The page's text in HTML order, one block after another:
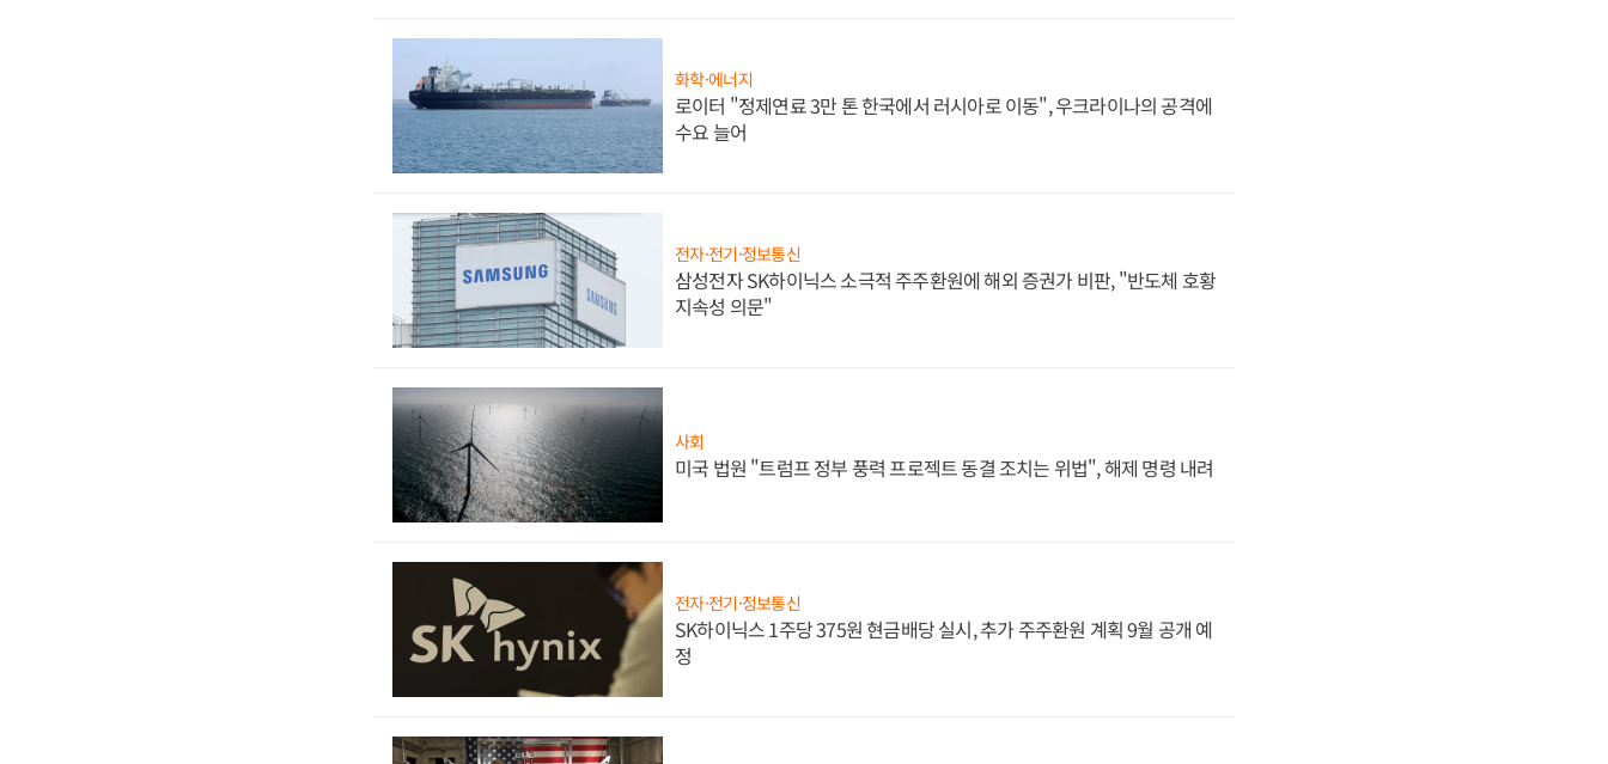
화학·에너지
로이터 "정제연료 3만 톤 한국에서 러시아로 이동", 우크라이나의 공격에
수요 늘어
전자·전기·정보통신
삼성전자 SK하이닉스 소극적 주주환원에 해외 증권가 비판, "반도체 호황
지속성 의문"
사회
미국 법원 "트럼프 정부 풍력 프로젝트 동결 조치는 위법", 해제 명령 내려
전자·전기·정보통신
SK하이닉스 1주당 375원 현금배당 실시, 추가 주주환원 계획 9월 공개 예
정